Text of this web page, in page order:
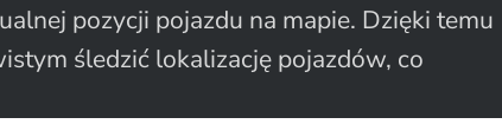
pozycji pojazdu na mapie. Dzięki temu
śledzić lokalizację pojazdów, co